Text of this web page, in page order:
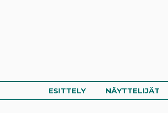
ESITTELY NÄYTTELIJÄT